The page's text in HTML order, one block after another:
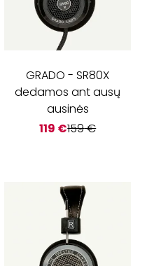
GRADO -SR80X
dedamos ant ausų
ausinės
119 €159€